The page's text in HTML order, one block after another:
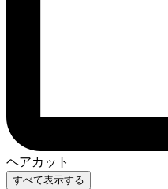
ヘアカット
すべて表示する